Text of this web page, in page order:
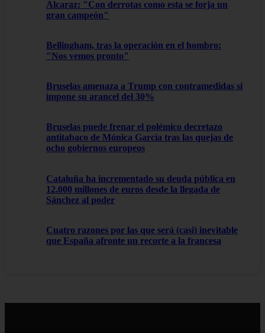
Alcaraz: "Con derrotas como esta se forja un
gran campeón"
Bellingham, tras la operación en el hombro:
"Nos vemos pronto"
Bruselas amenaza a Trump con contramedidas si
impone su arancel del 30%
Bruselas puede frenar el polémico decretazo
antitabaco de Mónica García tras las quejas de
ocho gobiernos europeos
Cataluña ha incrementado su deuda pública en
12.000 millones de euros desde la llegada de
Sánchez al poder
Cuatro razones por las que será (casi) inevitable
que España afronte un recorte a la francesa